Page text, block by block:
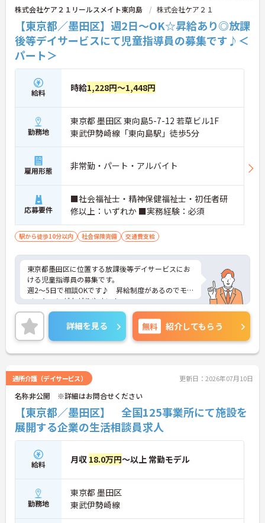
株式会社ケア２１リールスメイト東向島 株式会社ケア２１
【東京都／墨田区】週2日～OK☆昇給あり◎放課
後等デイサービスにて児童指導員の募集です♪＜
パート＞
給料 時給1,228円～1,448円
勤務地
東京都 墨田区 東向島5-7-12 若草ビル1F
東武伊勢崎線「東向島駅」徒歩5分
雇用形態 非常勤・パート・アルバイト
応募要件
■社会福祉士・精神保健福祉士・初任者研
修以上：いずれか ■実務経験：必須
駅から徒歩10分以内 社会保険完備 交通費支給
東京都墨田区に位置する放課後等デイサービスにお
ける児童指導員の募集です。
週2～5日で相談OKです♪ 昇給制度があるのでモチ
ベーションが上がりやすい！
組合制度があるなど、福利厚生も充実しています☆
ご興味のある方には、面接対策ポイントなど、さら
に詳細をお話しいたしますのでお気軽にご相談くだ
さい！
詳細を見る 無料 紹介してもらう
通所介護（デイサービス） 更新日：2026年07月10日
名称非公開 ※詳細はお問合せください
【東京都／墨田区】 全国125事業所にて施設を
展開する企業の生活相談員求人
給料 月収 18.0万円～以上 常勤モデル
勤務地
東京都 墨田区
東武伊勢崎線